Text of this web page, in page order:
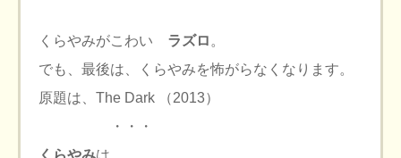
くらやみがこわい ラズロ 。
でも、最後は、くらやみを怖がらなくなります。
原題は、The Dark （2013）
・・・
くらやみは、